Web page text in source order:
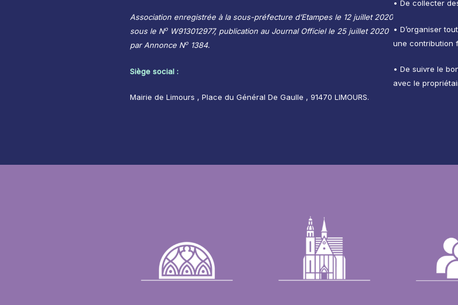
Association enregistrée à la sous-préfecture d’Etampes le 12 juillet 2020
sous le No W913012977, publication au Journal Officiel le 25 juillet 2020
par Annonce No 1384.
Siège social :
Mairie de Limours , Place du Général De Gaulle , 91470 LIMOURS.
• De collecter
• D’organiser
une contribution
• De suivre le
avec le